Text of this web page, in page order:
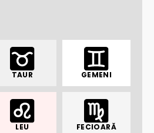
TAUR GEMENI
LEU FECIOARĂ